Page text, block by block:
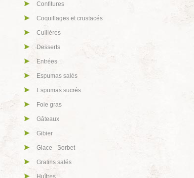
Confitures
Coquillages et crustacés
Cuillères
Desserts
Entrées
Espumas salés
Espumas sucrés
Foie gras
Gâteaux
Gibier
Glace - Sorbet
Gratins salés
Huîtres